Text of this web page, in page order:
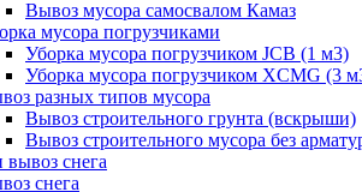
Вывоз мусора самосвалом Камаз
мусора погрузчиками
Уборка мусора погрузчиком JCB (1 м3)
Уборка мусора погрузчиком XCMG (3
разных типов мусора
Вывоз строительного грунта (вскрыши)
Вывоз строительного мусора без
вывоз снега
снега